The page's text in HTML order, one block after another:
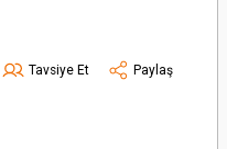
Tavsiye Et
Paylaş